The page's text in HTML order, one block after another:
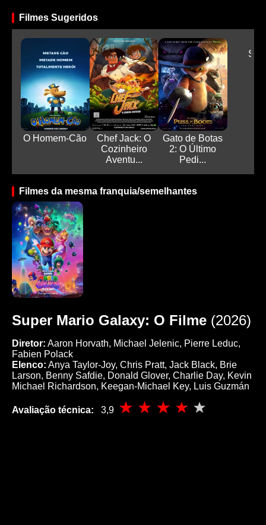
Filmes Sugeridos
O Homem-Cão
Chef Jack: O
Cozinheiro
Aventu...
Gato de Botas
2: O Último
Pedi...
Filmes da mesma franquia/semelhantes
Super Mario Galaxy: O Filme (2026)
Diretor: Aaron Horvath, Michael Jelenic, Pierre Leduc,
Fabien Polack
Elenco: Anya Taylor-Joy, Chris Pratt, Jack Black, Brie
Larson, Benny Safdie, Donald Glover, Charlie Day, Kevin
Michael Richardson, Keegan-Michael Key, Luis Guzmán
Avaliação técnica: 3,9